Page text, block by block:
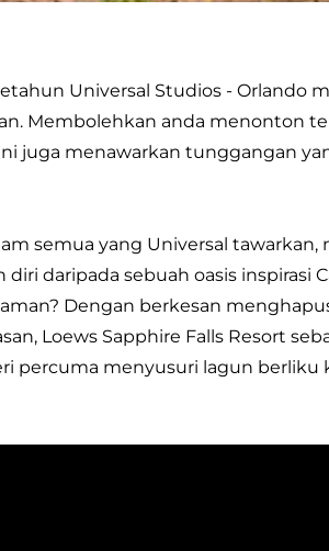
Universal Studios - Orlando
Membolehkan anda menonton
juga menawarkan tunggangan
semua yang Universal
daripada sebuah oasis inspirasi
Dengan berkesan
Loews Sapphire Falls Resort
percuma menyusuri lagun berliku